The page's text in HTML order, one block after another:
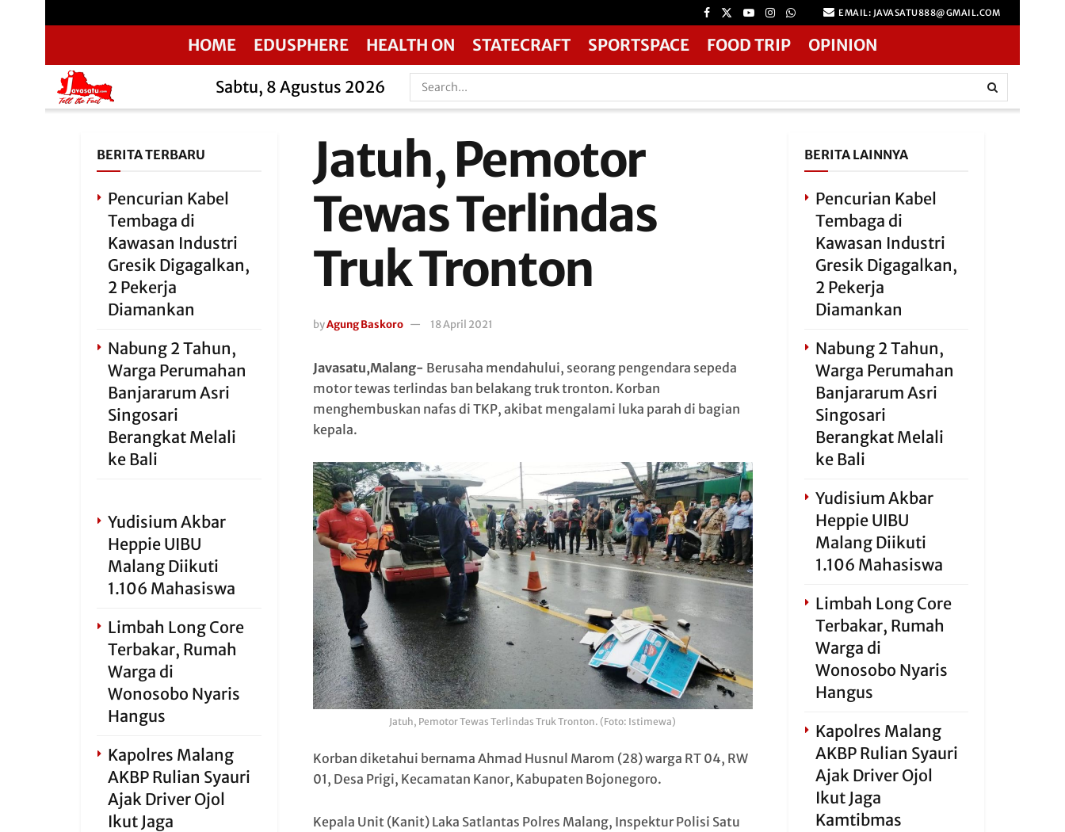
EMAIL: JAVASATU888@GMAIL.COM
HOME EDUSPHERE HEALTH ON STATECRAFT SPORTSPACE FOOD TRIP OPINION
Sabtu, 8 Agustus 2026
Jatuh, Pemotor
Tewas Terlindas
Truk Tronton
byAgung Baskoro 18 April 2021
Javasatu,Malang- Berusaha mendahului, seorang pengendara sepeda
motor tewas terlindas ban belakang truk tronton. Korban
menghembuskan nafas di TKP, akibat mengalami luka parah di bagian
kepala.
Jatuh, Pemotor Tewas Terlindas Truk Tronton. (Foto: Istimewa)
Korban diketahui bernama Ahmad Husnul Marom (28) warga RT 04, RW
01, Desa Prigi, Kecamatan Kanor, Kabupaten Bojonegoro.
Kepala Unit (Kanit) Laka Satlantas Polres Malang, Inspektur Polisi Satu
BERITA TERBARU
Pencurian Kabel
Tembaga di
Kawasan Industri
Gresik Digagalkan,
2 Pekerja
Diamankan
Nabung 2 Tahun,
Warga Perumahan
Banjararum Asri
Singosari
Berangkat Melali
ke Bali
Yudisium Akbar
Heppie UIBU
Malang Diikuti
1.106 Mahasiswa
Limbah Long Core
Terbakar, Rumah
Warga di
Wonosobo Nyaris
Hangus
Kapolres Malang
AKBP Rulian Syauri
Ajak Driver Ojol
Ikut Jaga
BERITA LAINNYA
Pencurian Kabel
Tembaga di
Kawasan Industri
Gresik Digagalkan,
2 Pekerja
Diamankan
Nabung 2 Tahun,
Warga Perumahan
Banjararum Asri
Singosari
Berangkat Melali
ke Bali
Yudisium Akbar
Heppie UIBU
Malang Diikuti
1.106 Mahasiswa
Limbah Long Core
Terbakar, Rumah
Warga di
Wonosobo Nyaris
Hangus
Kapolres Malang
AKBP Rulian Syauri
Ajak Driver Ojol
Ikut Jaga
Kamtibmas